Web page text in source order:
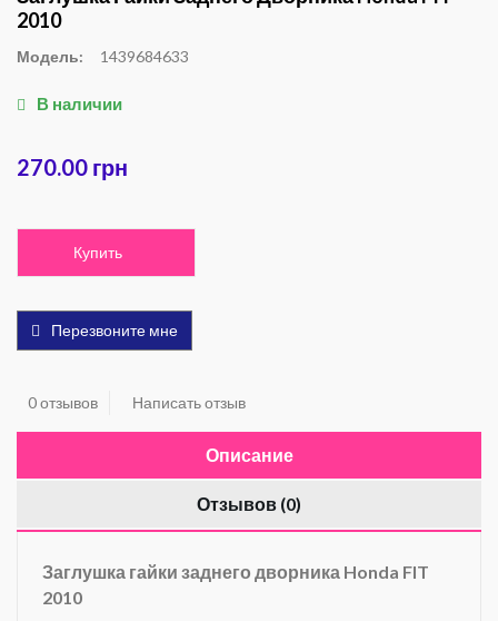
2010
Модель: 1439684633
В наличии
270.00 грн
Купить
Перезвоните мне
0 отзывов Написать отзыв
Описание
Отзывов (0)
Заглушка гайки заднего дворника Honda FIT
2010